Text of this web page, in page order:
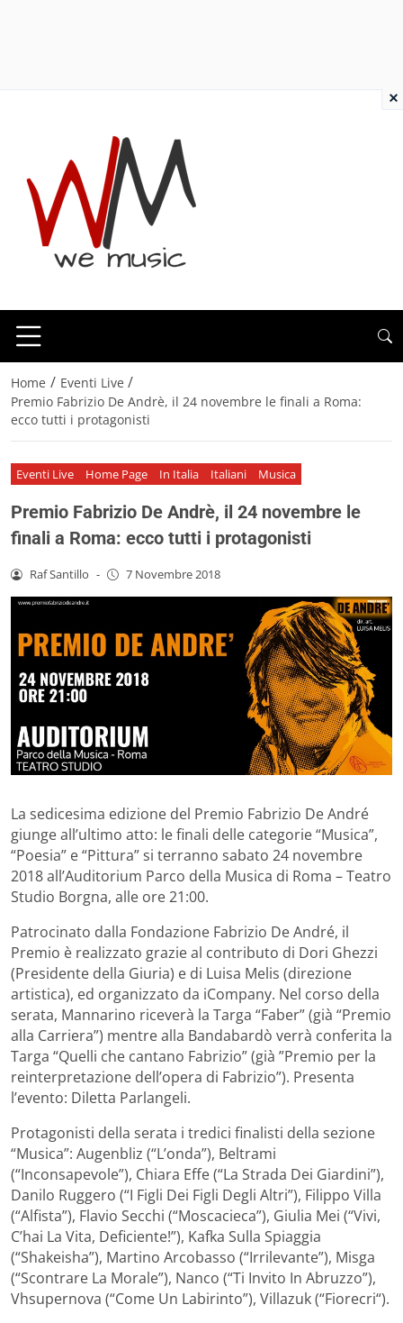
Home / Eventi Live /
Premio Fabrizio De Andrè, il 24 novembre le finali a Roma:
ecco tutti i protagonisti
Eventi Live Home Page In Italia Italiani Musica
Premio Fabrizio De Andrè, il 24 novembre le
finali a Roma: ecco tutti i protagonisti
Raf Santillo - 7 Novembre 2018
La sedicesima edizione del Premio Fabrizio De André
giunge all’ultimo atto: le finali delle categorie “Musica”,
“Poesia” e “Pittura” si terranno sabato 24 novembre
2018 all’Auditorium Parco della Musica di Roma – Teatro
Studio Borgna, alle ore 21:00.
Patrocinato dalla Fondazione Fabrizio De André, il
Premio è realizzato grazie al contributo di Dori Ghezzi
(Presidente della Giuria) e di Luisa Melis (direzione
artistica), ed organizzato da iCompany. Nel corso della
serata, Mannarino riceverà la Targa “Faber” (già “Premio
alla Carriera”) mentre alla Bandabardò verrà conferita la
Targa “Quelli che cantano Fabrizio” (già ”Premio per la
reinterpretazione dell’opera di Fabrizio”). Presenta
l’evento: Diletta Parlangeli.
Protagonisti della serata i tredici finalisti della sezione
“Musica”: Augenbliz (“L’onda”), Beltrami
(“Inconsapevole”), Chiara Effe (“La Strada Dei Giardini”),
Danilo Ruggero (“I Figli Dei Figli Degli Altri”), Filippo Villa
(“Alfista”), Flavio Secchi (“Moscacieca”), Giulia Mei (“Vivi,
C’hai La Vita, Deficiente!”), Kafka Sulla Spiaggia
(“Shakeisha”), Martino Arcobasso (“Irrilevante”), Misga
(“Scontrare La Morale”), Nanco (“Ti Invito In Abruzzo”),
Vhsupernova (“Come Un Labirinto”), Villazuk (“Fiorecri“).
×